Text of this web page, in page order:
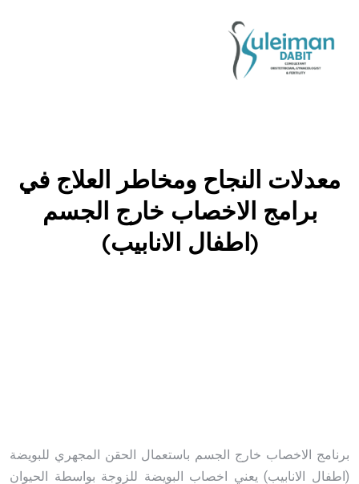
معدلات النجاح ومخاطر العلاج في
برامج الاخصاب خارج الجسم
(اطفال الانابيب)
برنامج الاخصاب خارج الجسم باستعمال الحقن المجهري للبويضة
(اطفال الانابيب) يعني اخصاب البويضة للزوجة بواسطة الحيوان